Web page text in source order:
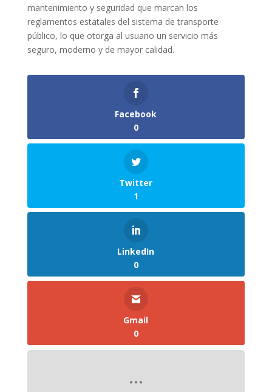
mantenimiento y seguridad que marcan los
reglamentos estatales del sistema de transporte
público, lo que otorga al usuario un servicio más
seguro, moderno y de mayor calidad.
Facebook
0
Twitter
1
LinkedIn
0
Gmail
0